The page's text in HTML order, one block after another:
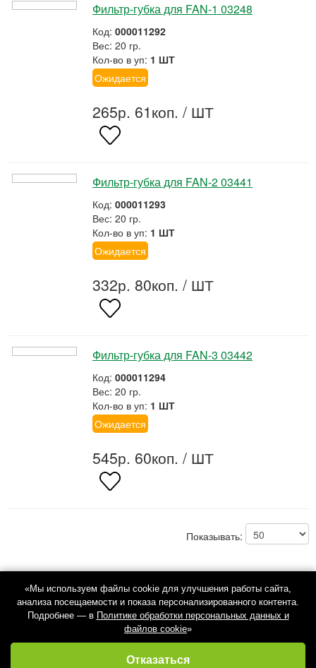
Фильтр-губка для FAN-1 03248
Код: 000011292
Вес: 20 гр.
Кол-во в уп: 1 ШТ
Ожидается
265р. 61коп. / ШТ
Фильтр-губка для FAN-2 03441
Код: 000011293
Вес: 20 гр.
Кол-во в уп: 1 ШТ
Ожидается
332р. 80коп. / ШТ
Фильтр-губка для FAN-3 03442
Код: 000011294
Вес: 20 гр.
Кол-во в уп: 1 ШТ
Ожидается
545р. 60коп. / ШТ
Показывать:
«Мы используем файлы cookie для улучшения работы сайта,
анализа посещаемости и показа персонализированного контента.
Подробнее — в Политике обработки персональных данных и
файлов cookie»
Отказаться